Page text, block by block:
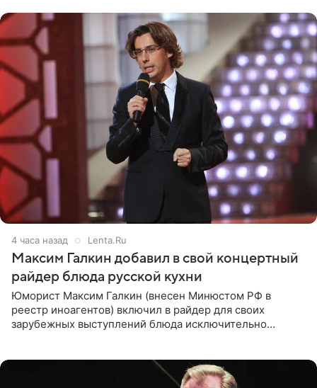
4 часа назад Lenta.Ru
Максим Галкин добавил в свой концертный
райдер блюда русской кухни
Юморист Максим Галкин (внесен Минюстом РФ в
реестр иноагентов) включил в райдер для своих
зарубежных выступлений блюда исключительно